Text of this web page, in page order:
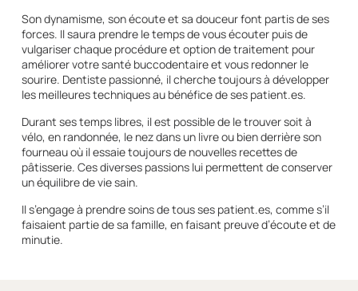
Son dynamisme, son écoute et sa douceur font partis de ses
forces. Il saura prendre le temps de vous écouter puis de
vulgariser chaque procédure et option de traitement pour
améliorer votre santé buccodentaire et vous redonner le
sourire. Dentiste passionné, il cherche toujours à développer
les meilleures techniques au bénéfice de ses patient.es.
Durant ses temps libres, il est possible de le trouver soit à
vélo, en randonnée, le nez dans un livre ou bien derrière son
fourneau où il essaie toujours de nouvelles recettes de
pâtisserie. Ces diverses passions lui permettent de conserver
un équilibre de vie sain.
Il s’engage à prendre soins de tous ses patient.es, comme s’il
faisaient partie de sa famille, en faisant preuve d’écoute et de
minutie.